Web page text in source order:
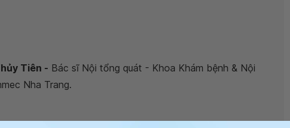
Tiên - Bác sĩ Nội tổng quát - Khoa Khám bệnh & Nội
Nha Trang.